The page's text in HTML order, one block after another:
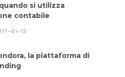
si utilizza
contabile
01-13
la piattaforma di